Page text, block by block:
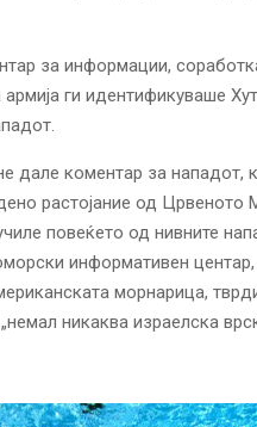
за информации,
ги идентификуваше
дале коментар за нападот,
растојание од Црвеното
повеќето од нивните
информативен центар,
морнарица,
никаква израелска